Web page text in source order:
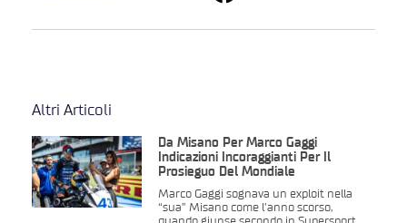
Altri Articoli
Da Misano Per Marco Gaggi
Indicazioni Incoraggianti Per Il
Prosieguo Del Mondiale
Marco Gaggi sognava un exploit nella
“sua” Misano come l’anno scorso,